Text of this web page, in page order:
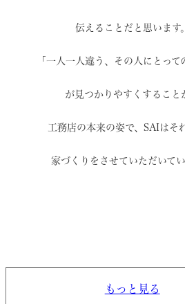
伝えることだと思います。
「一人一人違う、その人にとって
が見つかりやすくすること
工務店の本来の姿で、 SAIはそ
家づくりをさせていただいてい
もっと見る